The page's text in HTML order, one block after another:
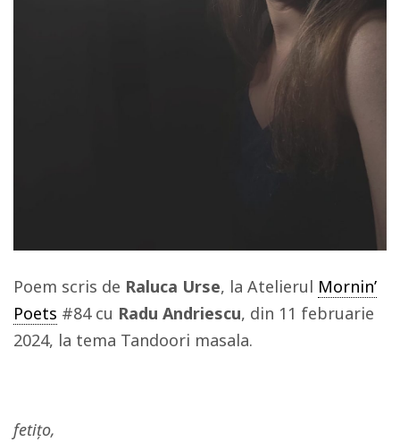
Poem scris de Raluca Urse, la Atelierul Mornin’
Poets #84 cu Radu Andriescu, din 11 februarie
2024, la tema Tandoori masala.
fetițo,